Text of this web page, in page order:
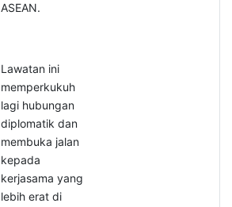
ASEAN.
Lawatan ini
memperkukuh
lagi hubungan
diplomatik dan
membuka jalan
kepada
kerjasama yang
lebih erat di